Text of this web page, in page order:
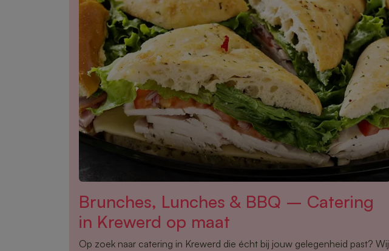
Brunches, Lunches & BBQ – Catering
in Krewerd op maat
Op zoek naar catering in Krewerd die écht bij jouw gelegenheid past? Wij